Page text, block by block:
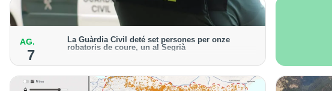
AG.
7
La Guàrdia Civil deté set persones per onze
robatoris de coure, un al Segrià
d'Aragó i Catalunya i en plantes fotovoltaiques de
Castella-la Manxa